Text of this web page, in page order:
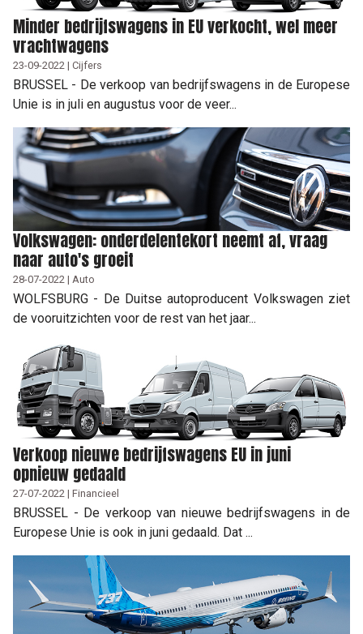
Minder bedrijfswagens in EU verkocht, wel meer
vrachtwagens
23-09-2022 | Cijfers
BRUSSEL - De verkoop van bedrijfswagens in de Europese
Unie is in juli en augustus voor de veer...
Volkswagen: onderdelentekort neemt af, vraag
naar auto's groeit
28-07-2022 | Auto
WOLFSBURG - De Duitse autoproducent Volkswagen ziet
de vooruitzichten voor de rest van het jaar...
Verkoop nieuwe bedrijfswagens EU in juni
opnieuw gedaald
27-07-2022 | Financieel
BRUSSEL - De verkoop van nieuwe bedrijfswagens in de
Europese Unie is ook in juni gedaald. Dat ...